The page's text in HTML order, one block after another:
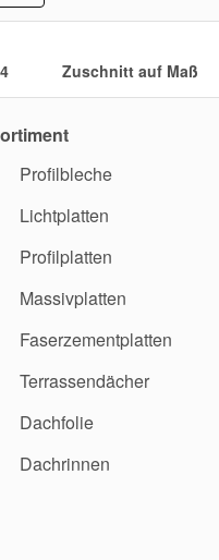
Zuschnitt auf Maß
Profilbleche
Lichtplatten
Profilplatten
Massivplatten
Faserzementplatten
Terrassendächer
Dachfolie
Dachrinnen